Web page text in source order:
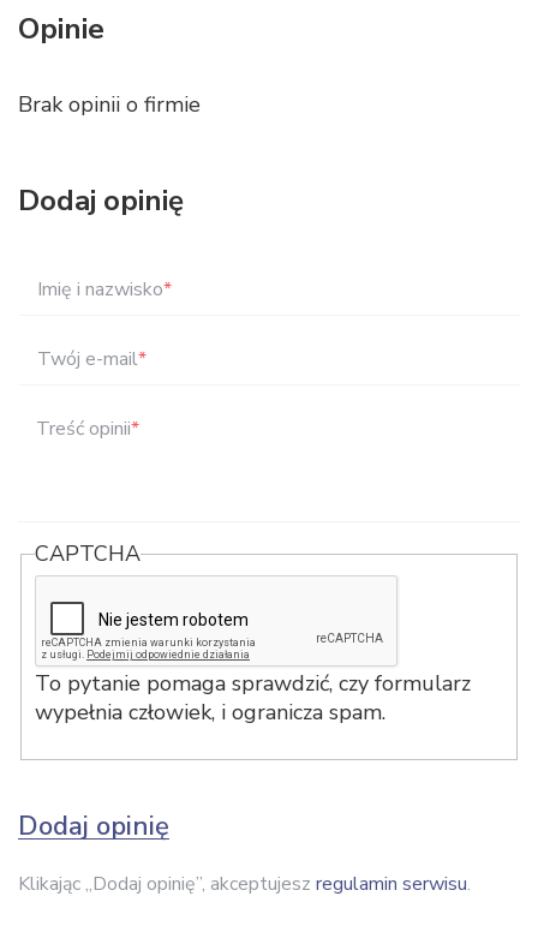
Opinie
Brak opinii o firmie
Dodaj opinię
Imię i nazwisko*
Twój e-mail*
Treść opinii*
CAPTCHA
To pytanie pomaga sprawdzić, czy formularz
wypełnia człowiek, i ogranicza spam.
Dodaj opinię
Klikając „Dodaj opinię”, akceptujesz regulamin serwisu.